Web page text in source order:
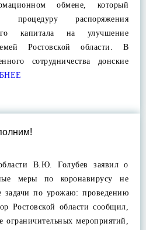
обмене, который
процедуру распоряжения
капитала на улучшение
Ростовской области. В
сотрудничества донские
В.Ю. Голубев заявил о
меры по коронавирусу не
задачи по урожаю: проведению
Ростовской области сообщил,
ограничительных мероприятий,